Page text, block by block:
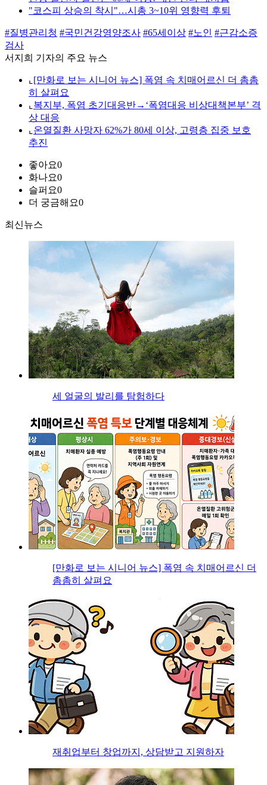
"코스피 상승의 착시"…시총 3~10위 영향력 후퇴
#질병관리청 #국민건강영양조사 #65세이상 #노인 #근감소증
검사
서지희 기자의 주요 뉴스
⌞ [만화로 보는 시니어 뉴스] 폭염 속 치매어르신 더 촘촘
히 살펴요
⌞ 복지부, 폭염 초기대응반→‘폭염대응 비상대책본부’ 격
상 대응
⌞ 온열질환 사망자 62%가 80세 이상, 고령층 집중 보호
추진
좋아요0
화나요0
슬퍼요0
더 궁금해요0
최신뉴스
세 얼굴의 발리를 탐험하다
[만화로 보는 시니어 뉴스] 폭염 속 치매어르신 더
촘촘히 살펴요
재취업부터 창업까지, 상담받고 지원하자